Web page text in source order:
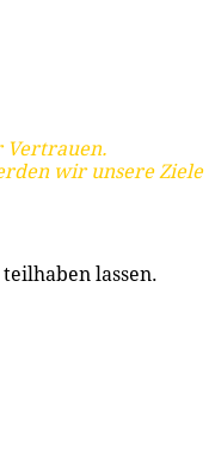
Vertrauen.
wir unsere
lassen.